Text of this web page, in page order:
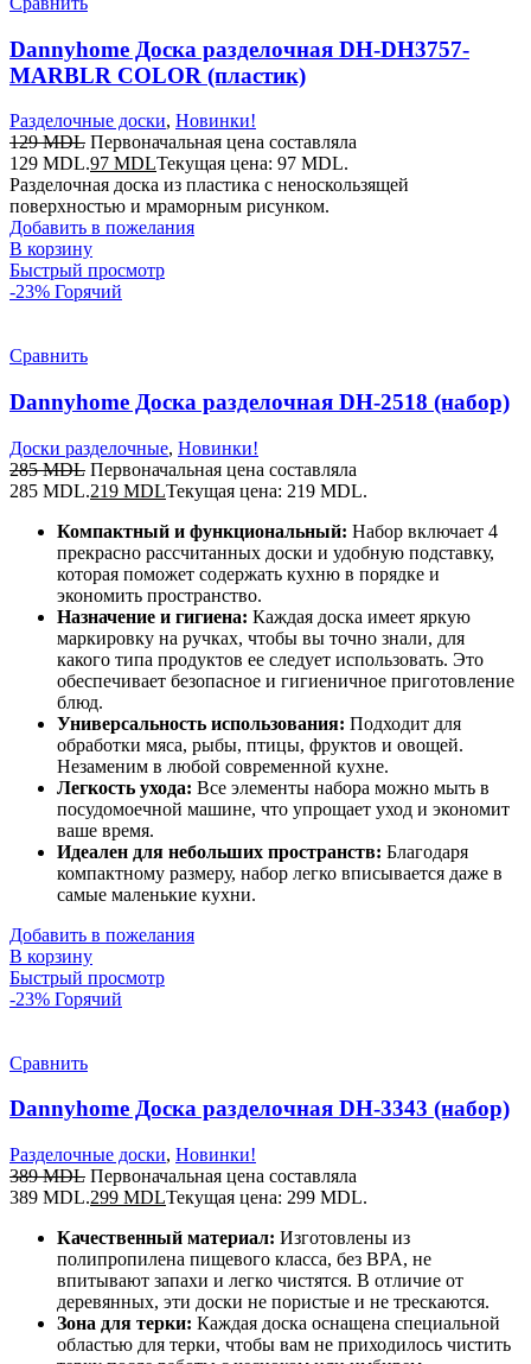
Dannyhome Доска разделочная DH-DH3757-
MARBLR COLOR (пластик)
Разделочные доски, Новинки!
129MDL Первоначальная цена составляла
129 MDL.97 MDLТекущая цена: 97 MDL.
Разделочная доска из пластика с неноскользящей
поверхностью и мраморным рисунком.
Добавить в пожелания
В корзину
Быстрый просмотр
-23% Горячий
Сравнить
Dannyhome Доска разделочная DH-2518 (набор)
Доски разделочные, Новинки!
285MDL Первоначальная цена составляла
285 MDL.219 MDLТекущая цена: 219 MDL.
Компактный и функциональный: Набор включает 4
прекрасно рассчитанных доски и удобную подставку,
которая поможет содержать кухню в порядке и
экономить пространство.
Назначение и гигиена: Каждая доска имеет яркую
маркировку на ручках, чтобы вы точно знали, для
какого типа продуктов ее следует использовать. Это
обеспечивает безопасное и гигиеничное приготовление
блюд.
Универсальность использования: Подходит для
обработки мяса, рыбы, птицы, фруктов и овощей.
Незаменим в любой современной кухне.
Легкость ухода: Все элементы набора можно мыть в
посудомоечной машине, что упрощает уход и экономит
ваше время.
Идеален для небольших пространств: Благодаря
компактному размеру, набор легко вписывается даже в
самые маленькие кухни.
Добавить в пожелания
В корзину
Быстрый просмотр
-23% Горячий
Сравнить
Dannyhome Доска разделочная DH-3343 (набор)
Разделочные доски, Новинки!
389MDL Первоначальная цена составляла
389 MDL.299 MDLТекущая цена: 299 MDL.
Качественный материал: Изготовлены из
полипропилена пищевого класса, без BPA, не
впитывают запахи и легко чистятся. В отличие от
деревянных, эти доски не пористые и не трескаются.
Зона для терки: Каждая доска оснащена специальной
областью для терки, чтобы вам не приходилось чистить